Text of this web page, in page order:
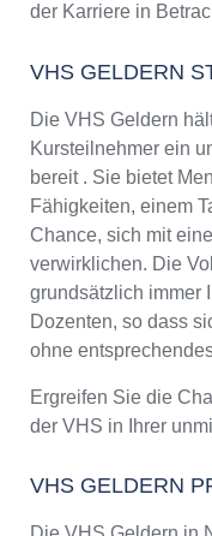
der Karriere in
VHS GELDERN
Die VHS Geldern
Kursteilnehmer ein
bereit . Sie bietet
Fähigkeiten, einem
Chance, sich mit
verwirklichen. Die
grundsätzlich immer
Dozenten, so dass
ohne
Ergreifen Sie die
der VHS in Ihrer
VHS GELDERN